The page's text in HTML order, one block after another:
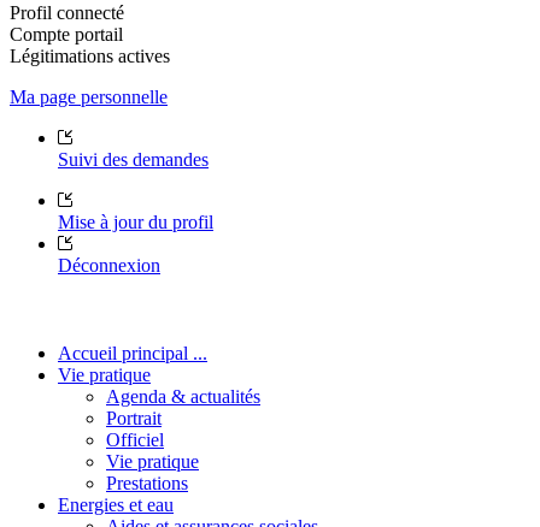
Profil connecté
Compte portail
Légitimations actives
Ma page personnelle
Suivi des demandes
Mise à jour du profil
Déconnexion
Accueil principal ...
Vie pratique
Agenda & actualités
Portrait
Officiel
Vie pratique
Prestations
Energies et eau